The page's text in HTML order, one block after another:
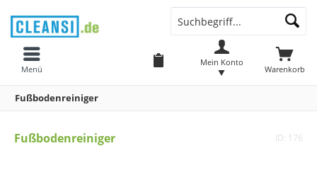
Warenkorb
Mein Konto
Menü
Fußbodenreiniger
Fußbodenreiniger ID: 176